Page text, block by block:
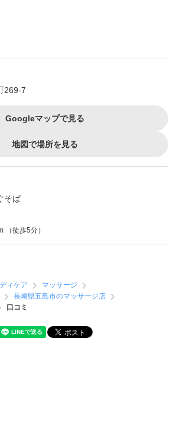
269-7
Googleマップで見る
地図で場所を見る
そば
（徒歩5分）
ィケア
マッサージ
長崎県五島市のマッサージ店
口コミ